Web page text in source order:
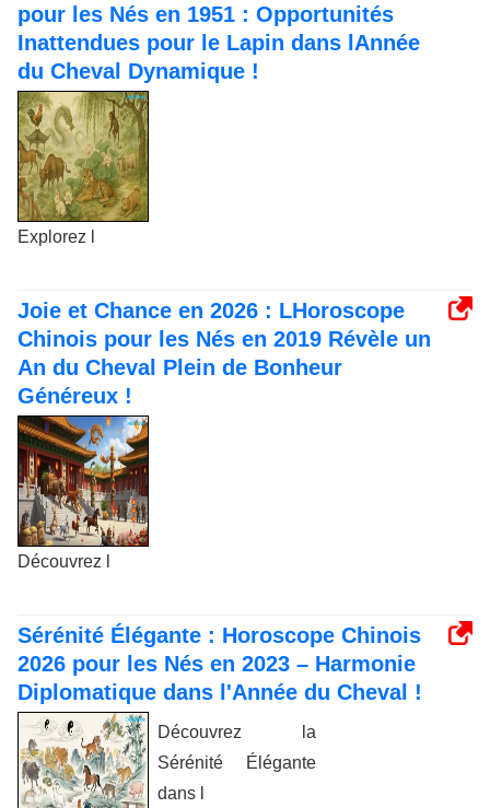
pour les Nés en 1951 : Opportunités
Inattendues pour le Lapin dans lAnnée
du Cheval Dynamique !
Explorez l
Joie et Chance en 2026 : LHoroscope
Chinois pour les Nés en 2019 Révèle un
An du Cheval Plein de Bonheur
Généreux !
Découvrez l
Sérénité Élégante : Horoscope Chinois
2026 pour les Nés en 2023 – Harmonie
Diplomatique dans l'Année du Cheval !
Découvrez la
Sérénité Élégante
dans l